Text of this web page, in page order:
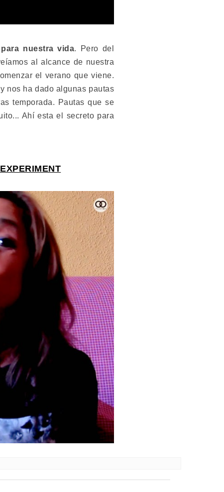
nuestra vida. Pero del
al alcance de nuestra
el verano que viene.
nos ha dado algunas pautas
temporada. Pautas que se
Ahí esta el secreto para